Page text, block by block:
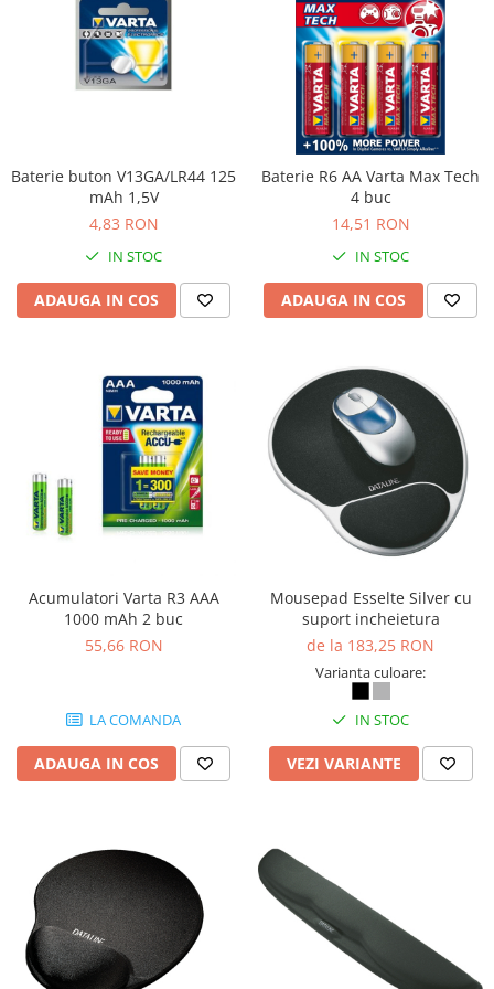
Articole pentru rufe, casa,
geamuri, mobila
Articole pentru birou, suprafete,
pardoseli
Accesorii pentru curatenie
Tipografie si stampile
Formulare tipizate
Caiete si blocnotesuri
personalizate
Protectia muncii si Imbracaminte
Imbracaminte
Bluze & Pulovere
Camasi
Pantaloni
Jachete
Impermeabile
Incaltaminte
Incaltaminte de lucru si protectie
Manusi de protectie
Accesorii pentru protectia capului
Casti de protectie
Antifoane
Ochelari de protectie si viziere
Baterie buton V13GA/LR44 125
mAh 1,5V
4,83 RON
IN STOC
ADAUGA IN COS
Baterie R6 AA Varta Max Tech
4 buc
14,51 RON
IN STOC
ADAUGA IN COS
Acumulatori Varta R3 AAA
1000 mAh 2 buc
55,66 RON
LA COMANDA
ADAUGA IN COS
Mousepad Esselte Silver cu
suport incheietura
de la 183,25 RON
Varianta culoare:
IN STOC
VEZI VARIANTE